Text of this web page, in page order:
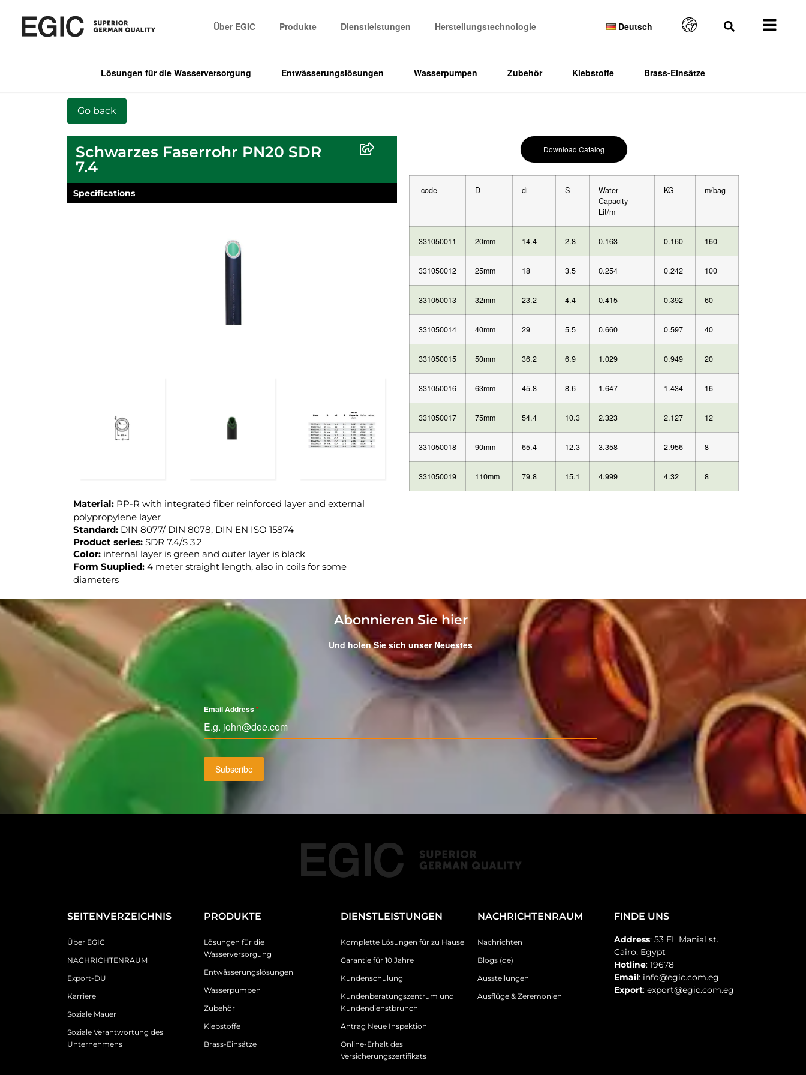
Über EGIC Produkte Dienstleistungen Herstellungstechnologie Deutsch
Lösungen für die Wasserversorgung Entwässerungslösungen Wasserpumpen Zubehör Klebstoffe Brass-Einsätze
Schwarzes Faserrohr PN20 SDR
7.4
Specifications
Material: PP-R with integrated fiber reinforced layer and external
polypropylene layer
Standard: DIN 8077/ DIN 8078, DIN EN ISO 15874
Product series: SDR 7.4/S 3.2
Color: internal layer is green and outer layer is black
Form Suuplied: 4 meter straight length, also in coils for some
diameters
Download Catalog
code D di S
Water
Capacity
Lit/m
KG m/bag
331050011 20mm 14.4 2.8 0.163 0.160 160
331050012 25mm 18 3.5 0.254 0.242 100
331050013 32mm 23.2 4.4 0.415 0.392 60
331050014 40mm 29 5.5 0.660 0.597 40
331050015 50mm 36.2 6.9 1.029 0.949 20
331050016 63mm 45.8 8.6 1.647 1.434 16
331050017 75mm 54.4 10.3 2.323 2.127 12
331050018 90mm 65.4 12.3 3.358 2.956 8
331050019 110mm 79.8 15.1 4.999 4.32 8
Abonnieren Sie hier
Und holen Sie sich unser Neuestes
Email Address*
Subscribe
SEITENVERZEICHNIS
Über EGIC
NACHRICHTENRAUM
Export-DU
Karriere
Soziale Mauer
Soziale Verantwortung des
Unternehmens
PRODUKTE
Lösungen für die
Wasserversorgung
Entwässerungslösungen
Wasserpumpen
Zubehör
Klebstoffe
Brass-Einsätze
DIENSTLEISTUNGEN
Komplette Lösungen für zu Hause
Garantie für 10 Jahre
Kundenschulung
Kundenberatungszentrum und
Kundendienstbrunch
Antrag Neue Inspektion
Online-Erhalt des
Versicherungszertifikats
NACHRICHTENRAUM
Nachrichten
Blogs (de)
Ausstellungen
Ausflüge & Zeremonien
FINDE UNS
Address: 53 EL Manial st.
Cairo, Egypt
Hotline: 19678
Email: info@egic.com.eg
Export: export@egic.com.eg